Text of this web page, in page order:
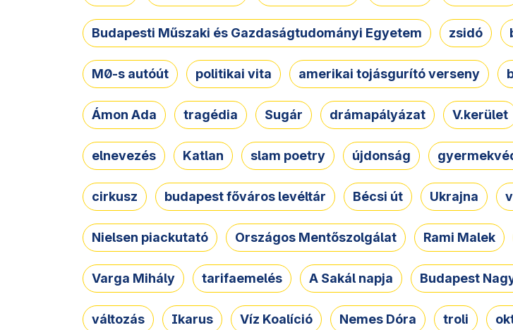
Budapesti Műszaki és Gazdaságtudományi Egyetem zsidó
M0-s autóút politikai vita amerikai tojásgurító verseny
Ámon Ada tragédia Sugár drámapályázat V.kerület
elnevezés Katlan slam poetry újdonság
cirkusz budapest főváros levéltár Bécsi út Ukrajna
Nielsen piackutató Országos Mentőszolgálat Rami Malek
Varga Mihály tarifaemelés A Sakál napja Budapest
változás Ikarus Víz Koalíció Nemes Dóra troli